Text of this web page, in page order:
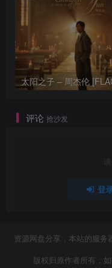
评论 抢沙发
登
资源网盘分享，本站的服务
版权归原作者所有，